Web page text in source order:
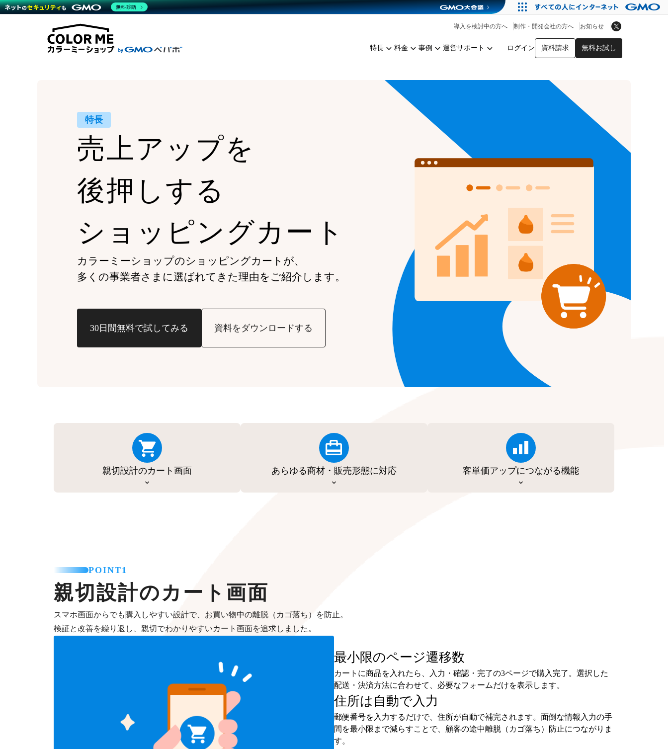
特長 料金 事例 運営サポート ログイン 資料請求 無料お試し
導入を検討中の方へ 制作・開発会社の方へ お知らせ
商材一覧を見る
機能一覧を見る
WordPress導入
モバイルアプリ
複数店舗との連携
雑貨販売 アプリストア
料金
プラン・料金一覧を見る
料金シミュレーション
事例
運営サポート
サポート一覧を見る
コミュニティイベントCarty
YouTubeチャンネル
特長
売上アップを
後押しする
ショッピングカート
カラーミーショップのショッピングカートが、
多くの事業者さまに選ばれてきた理由をご紹介します。
30日間無料で試してみる 資料をダウンロードする
親切設計のカート画面 あらゆる商材・販売形態に対応 客単価アップにつながる機能
POINT1
親切設計のカート画面
スマホ画面からでも購入しやすい設計で、お買い物中の離脱（カゴ落ち）を防止。
検証と改善を繰り返し、親切でわかりやすいカート画面を追求しました。
最小限のページ遷移数
カートに商品を入れたら、入力・確認・完了の3ページで購入完了。選択した
配送・決済方法に合わせて、必要なフォームだけを表示します。
住所は自動で入力
郵便番号を入力するだけで、住所が自動で補完されます。面倒な情報入力の手
間を最小限まで減らすことで、顧客の途中離脱（カゴ落ち）防止につながりま
す。
無料診断